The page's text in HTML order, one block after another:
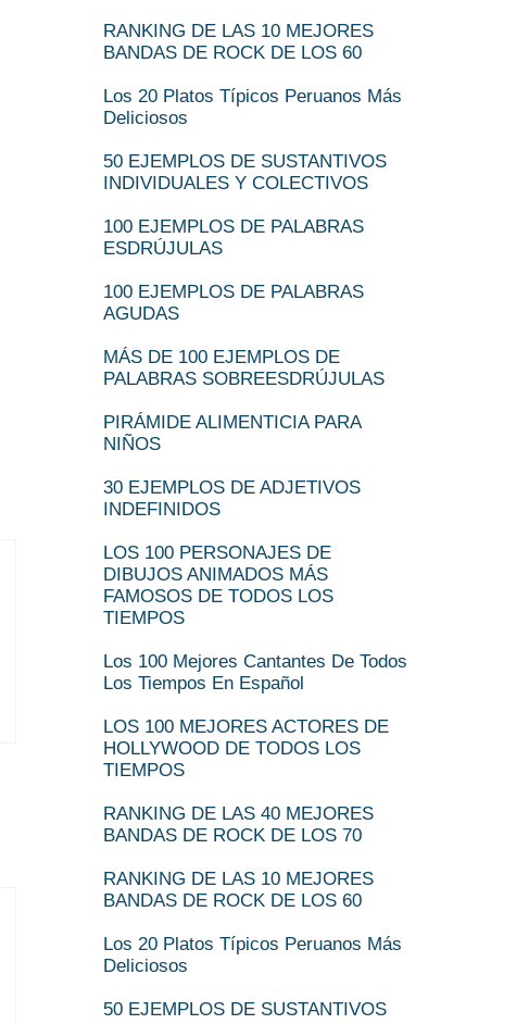
RANKING DE LAS 10 MEJORES
BANDAS DE ROCK DE LOS 60
Los 20 Platos Típicos Peruanos Más
Deliciosos
50 EJEMPLOS DE SUSTANTIVOS
INDIVIDUALES Y COLECTIVOS
100 EJEMPLOS DE PALABRAS
ESDRÚJULAS
100 EJEMPLOS DE PALABRAS
AGUDAS
MÁS DE 100 EJEMPLOS DE
PALABRAS SOBREESDRÚJULAS
PIRÁMIDE ALIMENTICIA PARA
NIÑOS
30 EJEMPLOS DE ADJETIVOS
INDEFINIDOS
LOS 100 PERSONAJES DE
DIBUJOS ANIMADOS MÁS
FAMOSOS DE TODOS LOS
TIEMPOS
Los 100 Mejores Cantantes De Todos
Los Tiempos En Español
LOS 100 MEJORES ACTORES DE
HOLLYWOOD DE TODOS LOS
TIEMPOS
RANKING DE LAS 40 MEJORES
BANDAS DE ROCK DE LOS 70
RANKING DE LAS 10 MEJORES
BANDAS DE ROCK DE LOS 60
Los 20 Platos Típicos Peruanos Más
Deliciosos
50 EJEMPLOS DE SUSTANTIVOS